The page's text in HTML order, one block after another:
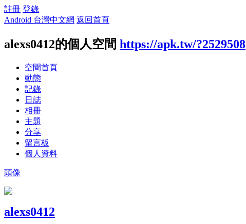
註冊 登錄
Android 台灣中文網 返回首頁
alexs0412的個人空間 https://apk.tw/?2529508
空間首頁
動態
記錄
日誌
相冊
主題
分享
留言板
個人資料
頭像
alexs0412